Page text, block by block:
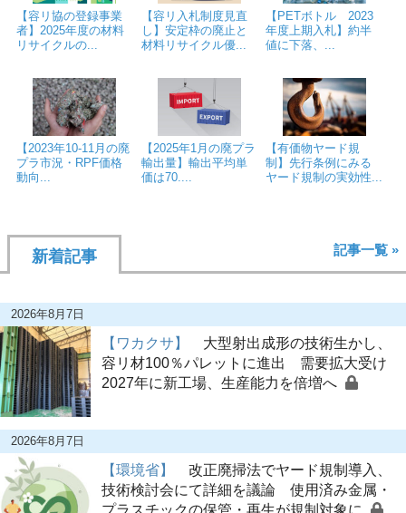
【容リ協の登録事業
者】2025年度の材料
リサイクルの...
【容リ入札制度見直
し】安定枠の廃止と
材料リサイクル優...
【PETボトル 2023
年度上期入札】約半
値に下落、...
【2023年10-11月の廃
プラ市況・RPF価格
動向...
【2025年1月の廃プラ
輸出量】輸出平均単
価は70....
【有価物ヤード規
制】先行条例にみる
ヤード規制の実効性...
新着記事 記事一覧 »
2026年8月7日
【ワカクサ】
大型射出成形の技術生かし、
容リ材100％パレットに進出 需要拡大受け
2027年に新工場、生産能力を倍増へ
2026年8月7日
【環境省】
改正廃掃法でヤード規制導入、
技術検討会にて詳細を議論 使用済み金属・